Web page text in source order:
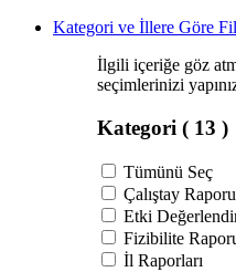
Kategori ve İllere Göre
İlgili içeriğe göz
seçimlerinizi
Kategori ( 13 )
Tümünü Seç
Çalıştay Raporu
Etki
Fizibilite
İl Raporları